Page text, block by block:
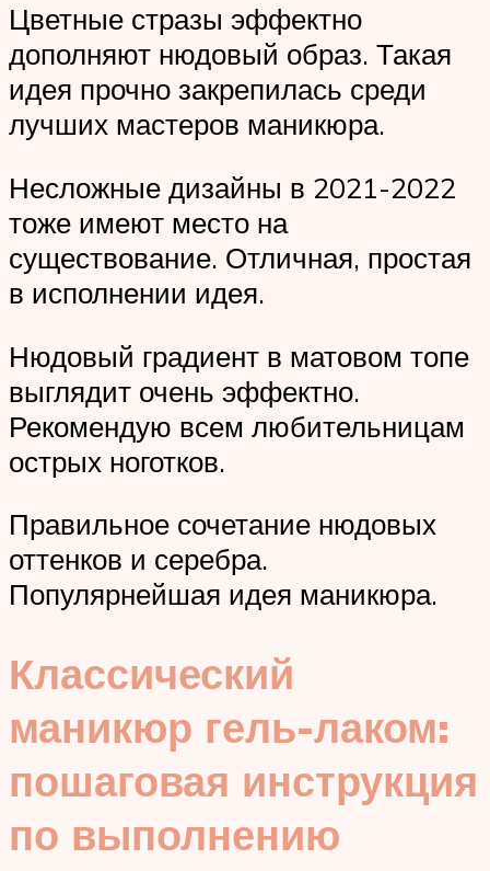
Цветные стразы эффектно
дополняют нюдовый образ. Такая
идея прочно закрепилась среди
лучших мастеров маникюра.
Несложные дизайны в 2021-2022
тоже имеют место на
существование. Отличная, простая
в исполнении идея.
Нюдовый градиент в матовом топе
выглядит очень эффектно.
Рекомендую всем любительницам
острых ноготков.
Правильное сочетание нюдовых
оттенков и серебра.
Популярнейшая идея маникюра.
Классический
маникюр гель-лаком:
пошаговая инструкция
по выполнению